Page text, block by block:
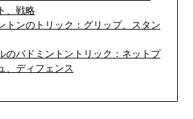
、戦略
トンのトリック：グリップ、スタン
のバドミントントリック：ネットプ
、ディフェンス